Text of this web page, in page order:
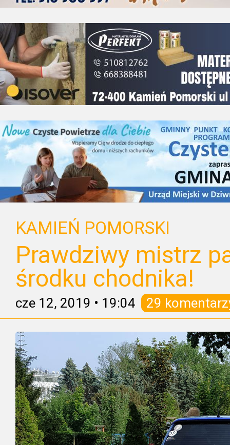
KAMIEŃ POMORSKI
Prawdziwy mistrz
środku chodnika!
cze 12, 2019 • 19:04 29